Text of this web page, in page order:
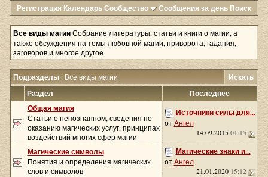
Регистрация КалендарьСообщество Сообщения за день Поиск
Все виды магии Собрание литературы, статьи и книги о магии, а
также обсуждения на темы любовной магии, приворота, гадания,
заговоров и многое другое
Подразделы: Все виды магии
Искать
Раздел
Последнее
Общая магия
Статьи о непознанном, сведения по
оказанию магических услуг, принципах
воздействий многих сфер магии
Источники силы для...
отАнгел
14.09.201501:15
Магические символы
Понятия и определения магических
слов и символов
Магические знаки и...
отАнгел
21.01.2020 15:12